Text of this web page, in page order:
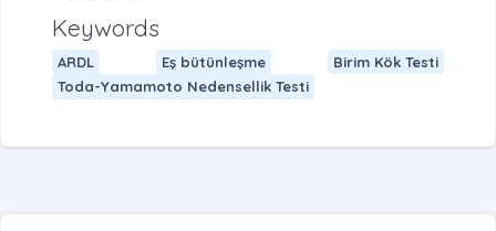
Keywords
ARDL Eş bütünleşme
Birim Kök Testi
Toda-Yamamoto Nedensellik Testi